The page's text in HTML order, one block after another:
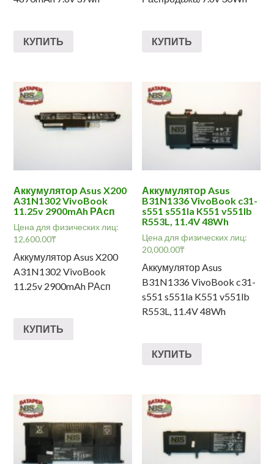
КУПИТЬ КУПИТЬ
Аккумулятор Asus X200
A31N1302 VivoBook
11.25v 2900mAh РАсп
Цена для физических лиц:
12,600.00₸
Аккумулятор Asus X200
A31N1302 VivoBook
11.25v 2900mAh РАсп
КУПИТЬ
Аккумулятор Asus
B31N1336 VivoBook c31-
s551 s551la K551 v551lb
R553L, 11.4V 48Wh
Цена для физических лиц:
20,000.00₸
Аккумулятор Asus
B31N1336 VivoBook c31-
s551 s551la K551 v551lb
R553L, 11.4V 48Wh
КУПИТЬ